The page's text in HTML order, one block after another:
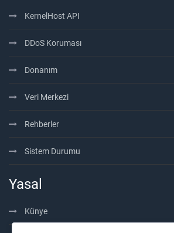
KernelHost API
DDoS Koruması
Donanım
Veri Merkezi
Rehberler
Sistem Durumu
Yasal
Künye